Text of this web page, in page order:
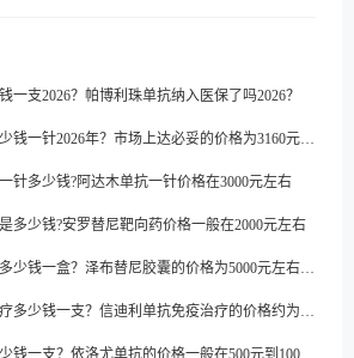
一支2026？帕博利珠单抗纳入医保了吗2026？
一针2026年？市场上达必妥的价格为3160元/支左右
针多少钱?阿达木单抗一针价格在3000元左右
多少钱?安罗替尼靶向药价格一般在2000元左右
少钱一盒？泽布替尼胶囊的价格为5000元左右一盒
少钱一支？信迪利单抗免疫治疗的价格约为2843元一支